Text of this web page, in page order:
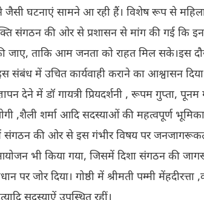
जैसी घटनाएं सामने आ रही हैं। विशेष रूप से
संगठन की ओर से प्रशासन से मांग की गई कि इन
जाए, ताकि आम जनता को राहत मिल सके।इस
संबंध में उचित कार्यवाही कराने का आश्वासन
देने में डॉ गायत्री प्रियदर्शनी , रूपम गुप्ता, पूनम
,शैली शर्मा आदि सदस्याओं की महत्वपूर्ण भूमिका
संगठन की ओर से इस गंभीर विषय पर
आयोजन भी किया गया, जिसमें दिशा संगठन की
पर जोर दिया। गोष्ठी में श्रीमती पम्मी